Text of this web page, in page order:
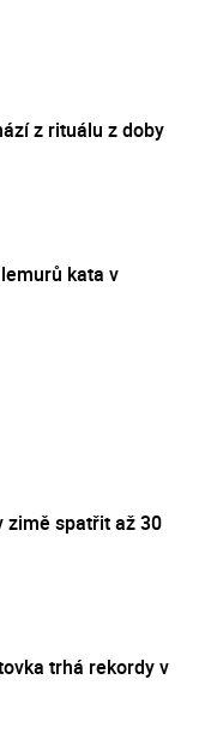
z rituálu z doby
kata v
zimě spatřit až 30
trhá rekordy v